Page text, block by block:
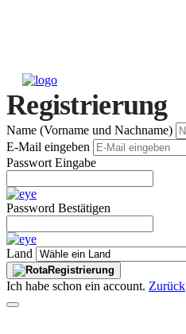
Registrierung
Name (Vorname und Nachname)
E-Mail eingeben
Passwort Eingabe
Password Bestätigen
Land
Registrierung
Ich habe schon ein account. Zurück